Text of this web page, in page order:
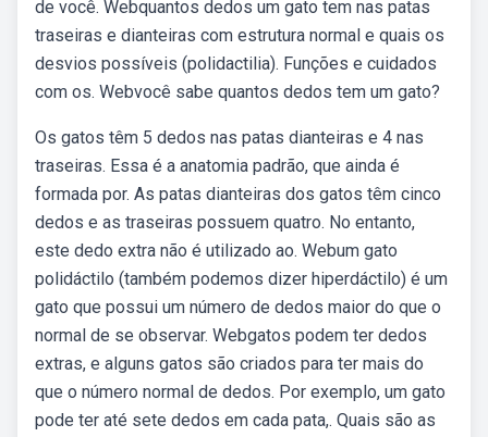
de você. Webquantos dedos um gato tem nas patas
traseiras e dianteiras com estrutura normal e quais os
desvios possíveis (polidactilia). Funções e cuidados
com os. Webvocê sabe quantos dedos tem um gato?
Os gatos têm 5 dedos nas patas dianteiras e 4 nas
traseiras. Essa é a anatomia padrão, que ainda é
formada por. As patas dianteiras dos gatos têm cinco
dedos e as traseiras possuem quatro. No entanto,
este dedo extra não é utilizado ao. Webum gato
polidáctilo (também podemos dizer hiperdáctilo) é um
gato que possui um número de dedos maior do que o
normal de se observar. Webgatos podem ter dedos
extras, e alguns gatos são criados para ter mais do
que o número normal de dedos. Por exemplo, um gato
pode ter até sete dedos em cada pata,. Quais são as